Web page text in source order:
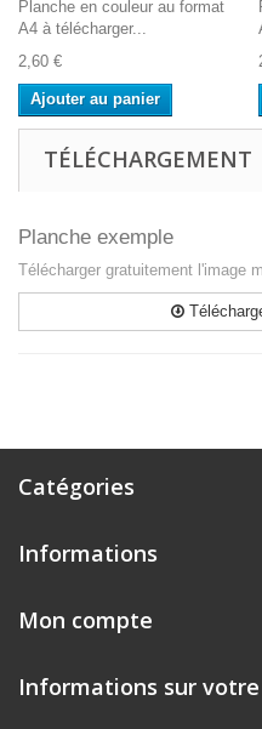
Planche en couleur au format
A4 à télécharger...
2,60 €
Ajouter au panier
TÉLÉCHARGEMENT
Planche exemple
Télécharger gratuitement l'image
Catégories
Informations
Mon compte
Informations sur